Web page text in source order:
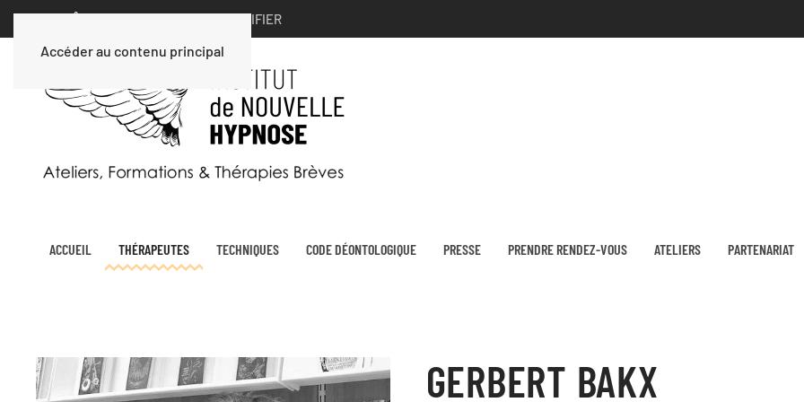
Accéder au contenu principal
VOUS ÊTES UN PARTICULIER ∣MODIFIER
ACCUEIL THÉRAPEUTES TECHNIQUES CODE DÉONTOLOGIQUE PRESSE PRENDRE RENDEZ-VOUS ATELIERS PARTENARIAT
GERBERT BAKX